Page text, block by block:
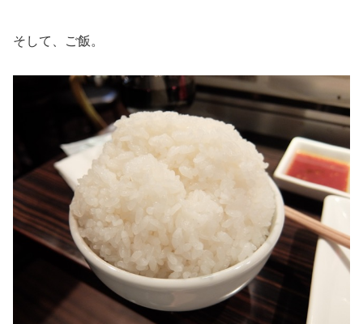
そして、ご飯。